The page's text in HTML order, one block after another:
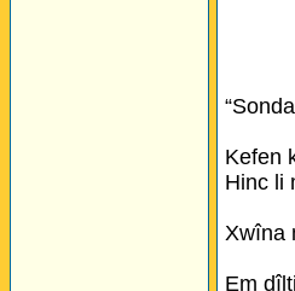
Kefen
Hinc li
Xwîna
Em